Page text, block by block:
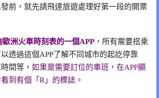
發前，就先請飛達旅遊處理好第一段的開票
洲火車時刻表的一個APP ，所有需要搭乘
透過這個APP了解不同城市的起訖停靠
間等， 如果是需要訂位的車班，在APP顯
到有個「R」的標誌。